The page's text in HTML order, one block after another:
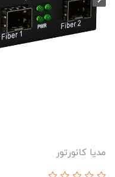
مدیا کانورتور